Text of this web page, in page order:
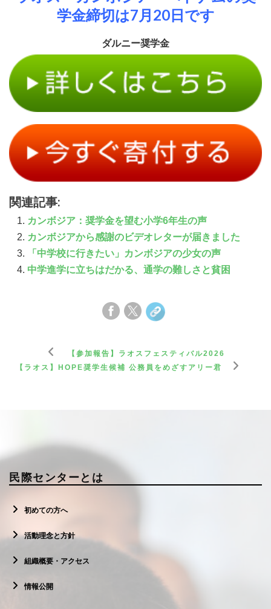
学金締切は7月20日です
ダルニー奨学金
関連記事:
カンボジア：奨学金を望む小学6年生の声
カンボジアから感謝のビデオレターが届きました
「中学校に行きたい」カンボジアの少女の声
中学進学に立ちはだかる、通学の難しさと貧困
【参加報告】ラオスフェスティバル2026
【ラオス】HOPE奨学生候補 公務員をめざすアリー君
民際センターとは
初めての方へ
活動理念と方針
組織概要・アクセス
情報公開